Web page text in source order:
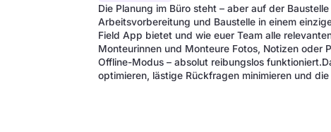
Die Planung im Büro steht – aber auf der
Arbeitsvorbereitung und Baustelle in einem
Field App bietet und wie euer Team alle
Monteurinnen und Monteure Fotos, Notizen oder
Offline-Modus – absolut reibungslos
optimieren, lästige Rückfragen minimieren und